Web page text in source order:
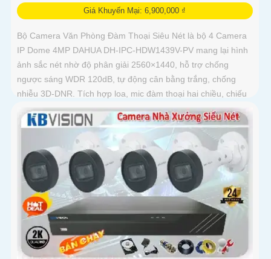
Giá Khuyến Mại: 6,900,000 ₫
Bộ Camera Văn Phòng Đàm Thoại Siêu Nét là bộ 4 Camera
IP Dome 4MP DAHUA DH-IPC-HDW1439V-PV mang lại hình
ảnh sắc nét nhờ độ phân giải 2560×1440, hỗ trợ chống
ngược sáng WDR 120dB, tự động cân bằng trắng, chống
nhiễu 3D-DNR. Tích hợp loa, mic đàm thoại hai chiều, chiếu
sáng kép LED ánh sáng ấm và hồng ngoại 30m, cùng tính
năng phát hiện con người, giúp giám sát hiệu quả ngày đêm